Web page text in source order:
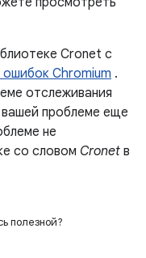
Cronet с
Chromium .
отслеживания
проблеме еще
не
со словом Cronet в
полезной?